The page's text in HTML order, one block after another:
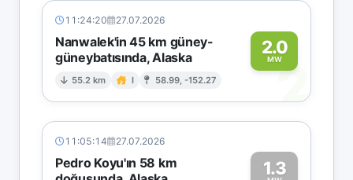
11:24:20 27.07.2026
Nanwalek'in 45 km güney-
güneybatısında, Alaska
55.2 km I 58.99, -152.27
2.0
MW
2
11:05:14 27.07.2026
Pedro Koyu'ın 58 km
1.3